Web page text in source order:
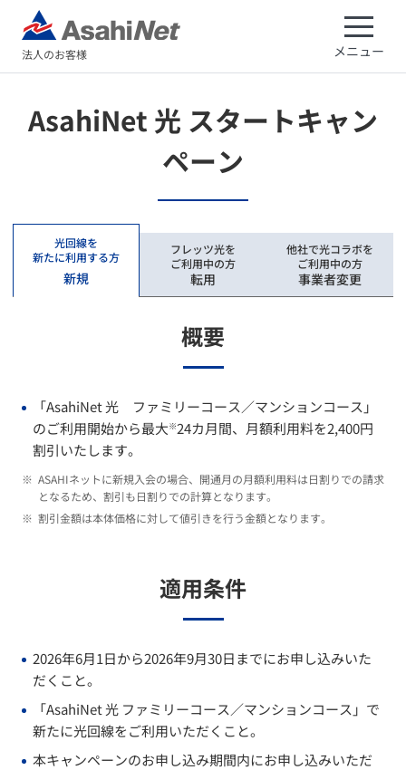
法人のお客様 メニュー
AsahiNet 光 スタートキャン
ペーン
光回線を
新たに利用する方
新規
フレッツ光を
ご利用中の方
転用
他社で光コラボを
ご利用中の方
事業者変更
概要
「AsahiNet 光 ファミリーコース／マンションコース」
のご利用開始から最大※24カ月間、月額利用料を2,400円
割引いたします。
※ ASAHIネットに新規入会の場合、開通月の月額利用料は日割りでの請求
となるため、割引も日割りでの計算となります。
※ 割引金額は本体価格に対して値引きを行う金額となります。
適用条件
2026年6月1日から2026年9月30日までにお申し込みいた
だくこと。
「AsahiNet 光 ファミリーコース／マンションコース」で
新たに光回線をご利用いただくこと。
本キャンペーンのお申し込み期間内にお申し込みいただ